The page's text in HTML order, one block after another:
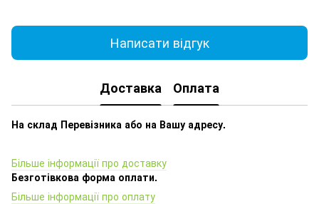
Написати відгук
Доставка Оплата
На склад Перевізника або на Вашу адресу.
Більше інформації про доставку
Безготівкова форма оплати.
Більше інформації про оплату